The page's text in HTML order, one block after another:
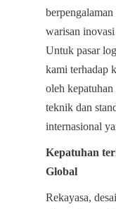
warisan
Untuk pasar
kami terhadap
oleh
teknik dan
internasional
Kepatuhan
Global
Rekayasa,